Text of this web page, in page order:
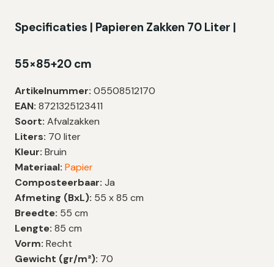
Specificaties | Papieren Zakken 70 Liter |
55×85+20 cm
Artikelnummer: 05508512170
EAN: 8721325123411
Soort: Afvalzakken
Liters: 70 liter
Kleur: Bruin
Materiaal: Papier
Composteerbaar: Ja
Afmeting (BxL): 55 x 85 cm
Breedte: 55 cm
Lengte: 85 cm
Vorm: Recht
Gewicht (gr/m²): 70